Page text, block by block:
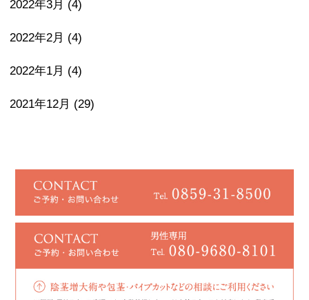
2022年3月 (4)
2022年2月 (4)
2022年1月 (4)
2021年12月 (29)